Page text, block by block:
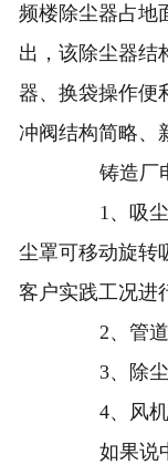
频楼除尘器占地
出，该除尘器结
器、换袋操作便
冲阀结构简略、
铸造厂电
1、吸尘
尘罩可移动旋转
客户实践工况进
2、管道
3、除尘
4、风机
如果说中